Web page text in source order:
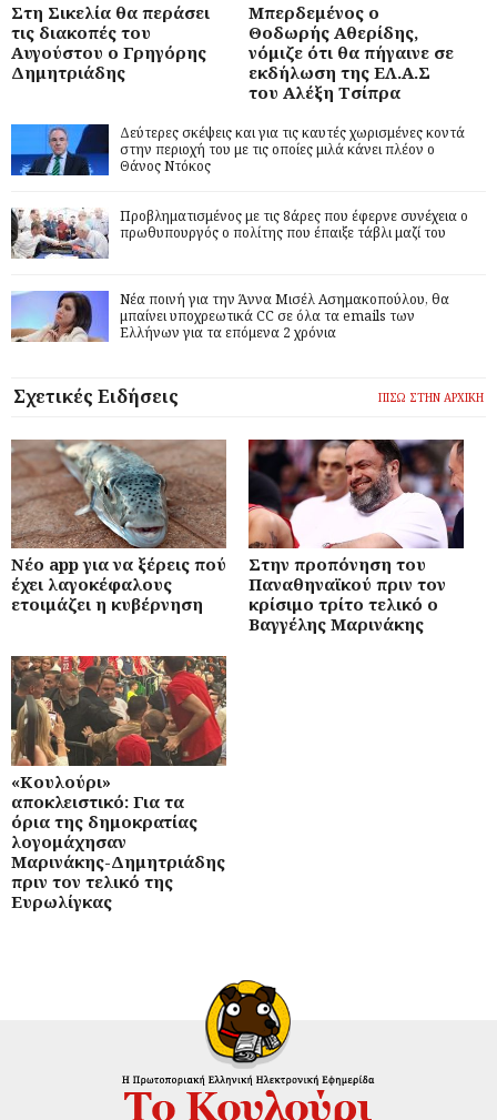
Στη Σικελία θα περάσει
τις διακοπές του
Αυγούστου ο Γρηγόρης
Δημητριάδης
Μπερδεμένος ο
Θοδωρής Αθερίδης,
νόμιζε ότι θα πήγαινε σε
εκδήλωση της ΕΛ.Α.Σ
του Αλέξη Τσίπρα
Δεύτερες σκέψεις και για τις καυτές χωρισμένες κοντά
στην περιοχή του με τις οποίες μιλά κάνει πλέον ο
Θάνος Ντόκος
Προβληματισμένος με τις 8άρες που έφερνε συνέχεια ο
πρωθυπουργός ο πολίτης που έπαιξε τάβλι μαζί του
Νέα ποινή για την Άννα Μισέλ Ασημακοπούλου, θα
μπαίνει υποχρεωτικά CC σε όλα τα emails των
Ελλήνων για τα επόμενα 2 χρόνια
Σχετικές Ειδήσεις ΠΙΣΩ ΣΤΗΝ ΑΡΧΙΚΗ
Νέο app για να ξέρεις πού
έχει λαγοκέφαλους
ετοιμάζει η κυβέρνηση
Στην προπόνηση του
Παναθηναϊκού πριν τον
κρίσιμο τρίτο τελικό ο
Βαγγέλης Μαρινάκης
«Κουλούρι»
αποκλειστικό: Για τα
όρια της δημοκρατίας
λογομάχησαν
Μαρινάκης-Δημητριάδης
πριν τον τελικό της
Ευρωλίγκας